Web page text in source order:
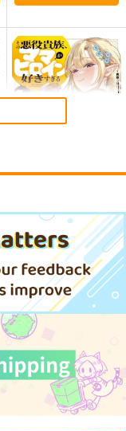
忘れ物のありか
スティルインラブ
カート
ロインが好きすぎ
る 真摯な努力で最強
となり不遇な推しキャ
ラ助けまくる 4
KADOKAWA
924 （税込）
サンプル